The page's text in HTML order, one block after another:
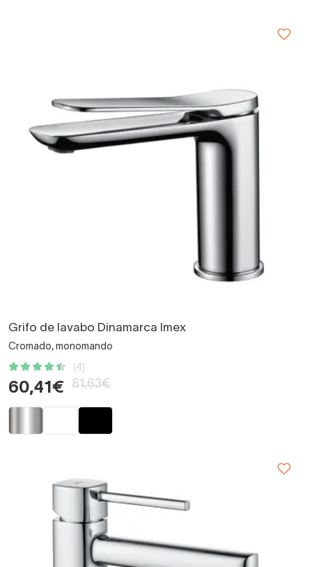
Grifo de lavabo Dinamarca Imex
Cromado, monomando
(4)
60,41€ 81,63€